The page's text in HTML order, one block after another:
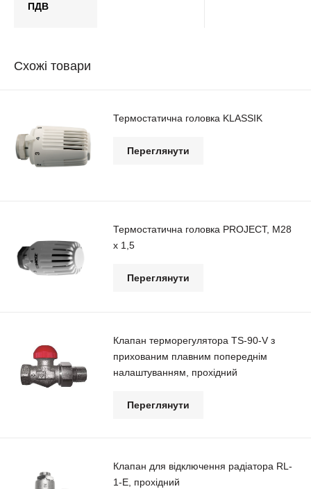
ПДВ
Схожі товари
Термостатична головка KLASSIK
Переглянути
Термостатична головка PROJECT, М28
х 1,5
Переглянути
Клапан терморегулятора TS-90-V з
прихованим плавним попереднім
налаштуванням, прохідний
Переглянути
Клапан для відключення радіатора RL-
1-E, прохідний